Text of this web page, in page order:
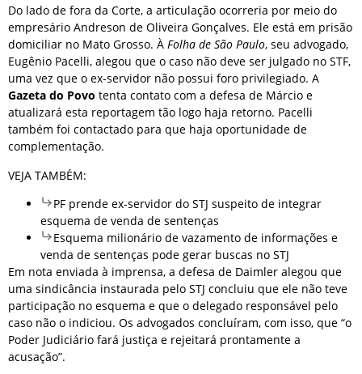
Do lado de fora da Corte, a articulação ocorreria por meio do
empresário Andreson de Oliveira Gonçalves. Ele está em prisão
domiciliar no Mato Grosso. À Folha de São Paulo, seu advogado,
Eugênio Pacelli, alegou que o caso não deve ser julgado no STF,
uma vez que o ex-servidor não possui foro privilegiado. A
Gazeta do Povo tenta contato com a defesa de Márcio e
atualizará esta reportagem tão logo haja retorno. Pacelli
também foi contactado para que haja oportunidade de
complementação.
VEJA TAMBÉM:
PF prende ex-servidor do STJ suspeito de integrar
esquema de venda de sentenças
Esquema milionário de vazamento de informações e
venda de sentenças pode gerar buscas no STJ
Em nota enviada à imprensa, a defesa de Daimler alegou que
uma sindicância instaurada pelo STJ concluiu que ele não teve
participação no esquema e que o delegado responsável pelo
caso não o indiciou. Os advogados concluíram, com isso, que “o
Poder Judiciário fará justiça e rejeitará prontamente a
acusação”.